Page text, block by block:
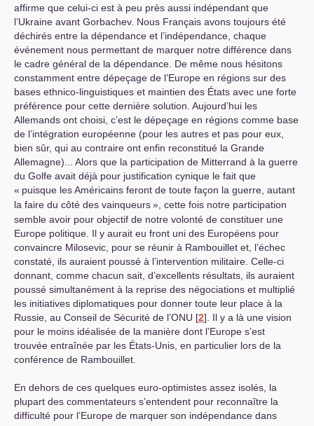
affirme que celui-ci est à peu près aussi indépendant que
l’Ukraine avant Gorbachev. Nous Français avons toujours été
déchirés entre la dépendance et l’indépendance, chaque
événement nous permettant de marquer notre différence dans
le cadre général de la dépendance. De même nous hésitons
constamment entre dépeçage de l’Europe en régions sur des
bases ethnico-linguistiques et maintien des États avec une forte
préférence pour cette dernière solution. Aujourd’hui les
Allemands ont choisi, c’est le dépeçage en régions comme base
de l’intégration européenne (pour les autres et pas pour eux,
bien sûr, qui au contraire ont enfin reconstitué la Grande
Allemagne)... Alors que la participation de Mitterrand à la guerre
du Golfe avait déjà pour justification cynique le fait que
« puisque les Américains feront de toute façon la guerre, autant
la faire du côté des vainqueurs», cette fois notre participation
semble avoir pour objectif de notre volonté de constituer une
Europe politique. Il y aurait eu front uni des Européens pour
convaincre Milosevic, pour se réunir à Rambouillet et, l’échec
constaté, ils auraient poussé à l’intervention militaire. Celle-ci
donnant, comme chacun sait, d’excellents résultats, ils auraient
poussé simultanément à la reprise des négociations et multiplié
les initiatives diplomatiques pour donner toute leur place à la
Russie, au Conseil de Sécurité de l’ONU [2] . Il y a là une vision
pour le moins idéalisée de la manière dont l’Europe s’est
trouvée entraînée par les États-Unis, en particulier lors de la
conférence de Rambouillet.
En dehors de ces quelques euro-optimistes assez isolés, la
plupart des commentateurs s’entendent pour reconnaître la
difficulté pour l’Europe de marquer son indépendance dans